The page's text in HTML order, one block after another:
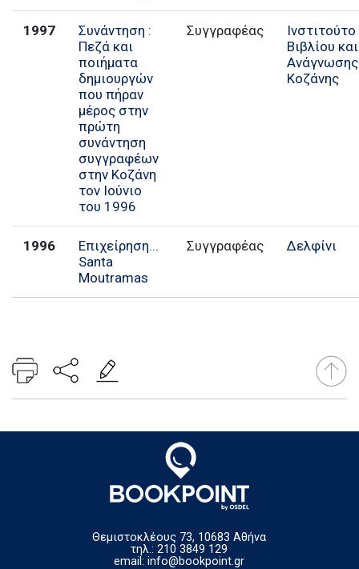
1997
Συνάντηση :
Πεζά και
ποιήματα
δημιουργών
που πήραν
μέρος στην
πρώτη
συνάντηση
συγγραφέων
στην Κοζάνη
τον Ιούνιο
του 1996
Συγγραφέας
Ινστιτούτο
Βιβλίου και
Ανάγνωσης
Κοζάνης
1996
Επιχείρηση...
Santa
Moutramas
Συγγραφέας Δελφίνι
Θεμιστοκλέους 73, 10683 Αθήνα
τηλ.: 210 3849 129
email:info@bookpoint.gr